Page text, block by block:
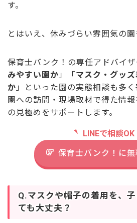
す。
とはいえ、休みづらい雰囲気の園
保育士バンク！の専任アドバイザ
みやすい園か 」「 マスク・グッ
か 」といった園の実態相談も多く
園への訪問・現場取材で得た情
の見極めをサポートします。
LINEで相談OK
保育士バンク！に無
Q.マスクや帽子の着用を、
ても大丈夫？